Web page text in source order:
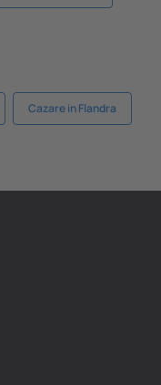
Cazare in Flandra